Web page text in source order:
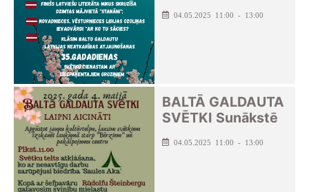
04.05.2025 11:00 - 13:00
BALTĀ GALDAUTA
SVĒTKI Sunākstē
04.05.2025 11:00 - 13:00